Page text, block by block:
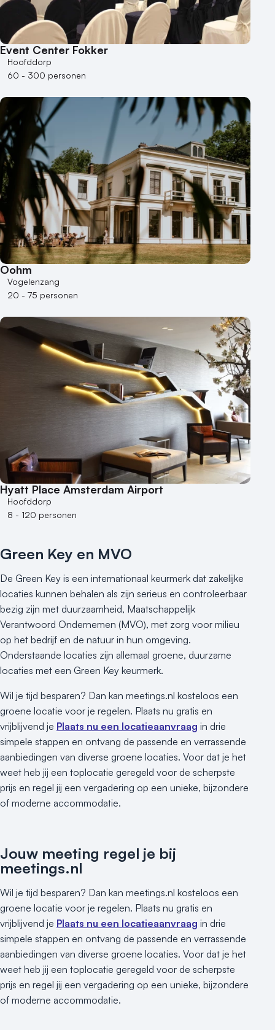
Event Center Fokker
Hoofddorp
60 - 300 personen
Oohm
Vogelenzang
20 - 75 personen
Hyatt Place Amsterdam Airport
Hoofddorp
8 - 120 personen
Green Key en MVO
De Green Key is een internationaal keurmerk dat zakelijke
locaties kunnen behalen als zijn serieus en controleerbaar
bezig zijn met duurzaamheid, Maatschappelijk
Verantwoord Ondernemen (MVO), met zorg voor milieu
op het bedrijf en de natuur in hun omgeving.
Onderstaande locaties zijn allemaal groene, duurzame
locaties met een Green Key keurmerk.
Wil je tijd besparen? Dan kan meetings.nl kosteloos een
groene locatie voor je regelen. Plaats nu gratis en
vrijblijvend je Plaats nu een locatieaanvraag in drie
simpele stappen en ontvang de passende en verrassende
aanbiedingen van diverse groene locaties. Voor dat je het
weet heb jij een toplocatie geregeld voor de scherpste
prijs en regel jij een vergadering op een unieke, bijzondere
of moderne accommodatie.
Jouw meeting regel je bij
meetings.nl
Wil je tijd besparen? Dan kan meetings.nl kosteloos een
groene locatie voor je regelen. Plaats nu gratis en
vrijblijvend je Plaats nu een locatieaanvraag in drie
simpele stappen en ontvang de passende en verrassende
aanbiedingen van diverse groene locaties. Voor dat je het
weet heb jij een toplocatie geregeld voor de scherpste
prijs en regel jij een vergadering op een unieke, bijzondere
of moderne accommodatie.